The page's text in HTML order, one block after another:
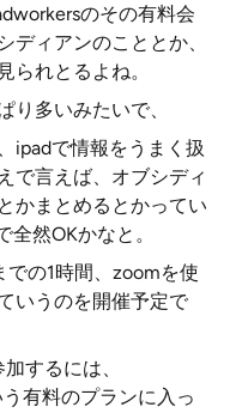
のその有料会
ディアンのこととか、
られとるよね。
り多いみたいで、
ipadで情報をうまく扱
で言えば、オブシディ
かまとめるとかってい
然OKかなと。
での1時間、zoomを使
いうのを開催予定で
するには、
有料のプランに入っ